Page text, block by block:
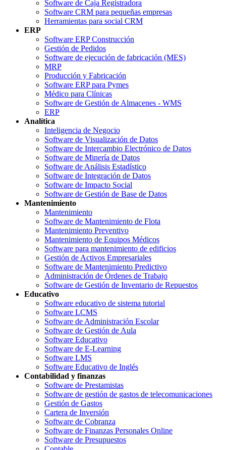
Software de Caja Registradora
Software CRM para pequeñas empresas
Herramientas para social CRM
ERP
Software ERP Construcción
Gestión de Pedidos
Software de ejecución de fabricación (MES)
MRP
Producción y Fabricación
Software ERP para Pymes
Médico para Clínicas
Software de Gestión de Almacenes - WMS
ERP
Analítica
Inteligencia de Negocio
Software de Visualización de Datos
Software de Intercambio Electrónico de Datos
Software de Minería de Datos
Software de Análisis Estadístico
Software de Integración de Datos
Software de Impacto Social
Software de Gestión de Base de Datos
Mantenimiento
Mantenimiento
Software de Mantenimiento de Flota
Mantenimiento Preventivo
Mantenimiento de Equipos Médicos
Software para mantenimiento de edificios
Gestión de Activos Empresariales
Software de Mantenimiento Predictivo
Administración de Órdenes de Trabajo
Software de Gestión de Inventario de Repuestos
Educativo
Software educativo de sistema tutorial
Software LCMS
Software de Administración Escolar
Software de Gestión de Aula
Software Educativo
Software de E-Learning
Software LMS
Software Educativo de Inglés
Contabilidad y finanzas
Software de Prestamistas
Software de gestión de gastos de telecomunicaciones
Gestión de Gastos
Cartera de Inversión
Software de Cobranza
Software de Finanzas Personales Online
Software de Presupuestos